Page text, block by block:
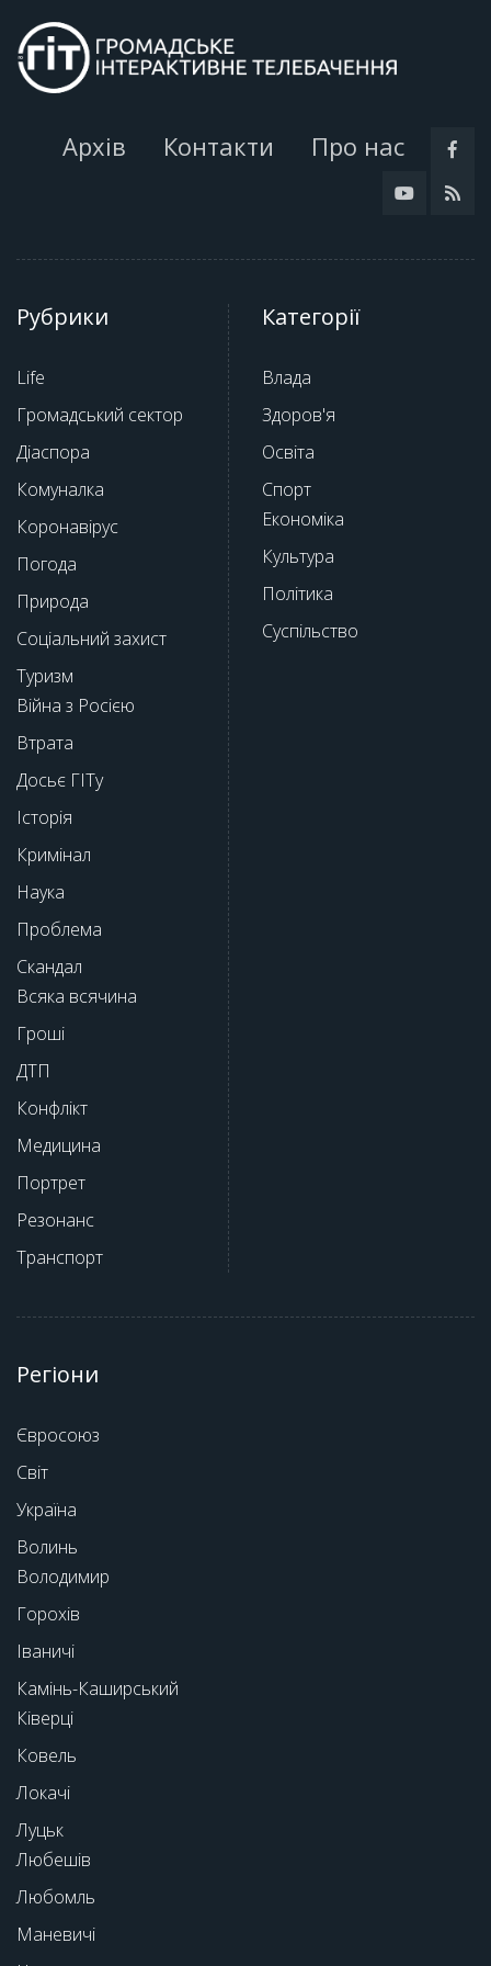
Архів Контакти Про нас
Рубрики
Life
Громадський сектор
Діаспора
Комуналка
Коронавірус
Погода
Природа
Соціальний захист
Туризм
Війна з Росією
Втрата
Досьє ГІТу
Історія
Кримінал
Наука
Проблема
Скандал
Всяка всячина
Гроші
ДТП
Конфлікт
Медицина
Портрет
Резонанс
Транспорт
Категорії
Влада
Здоров'я
Освіта
Спорт
Економіка
Культура
Політика
Суспільство
Регіони
Євросоюз
Світ
Україна
Волинь
Володимир
Горохів
Іваничі
Камінь-Каширський
Ківерці
Ковель
Локачі
Луцьк
Любешів
Любомль
Маневичі